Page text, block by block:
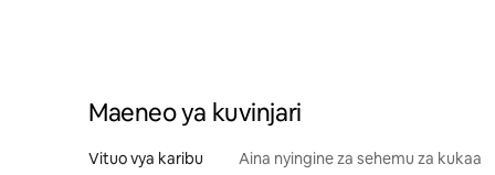
Maeneo ya kuvinjari
Vituo vya karibu Aina nyingine za sehemu za kukaa